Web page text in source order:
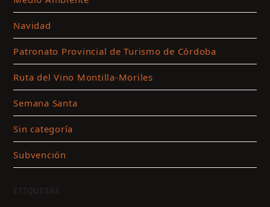
Navidad
Patronato Provincial de Turismo de Córdoba
Ruta del Vino Montilla-Moriles
Semana Santa
Sin categoría
Subvención